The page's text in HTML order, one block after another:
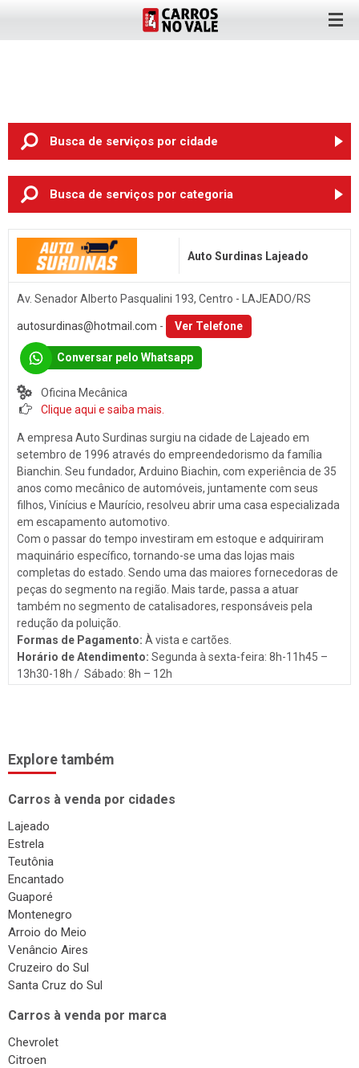
Busca de serviços por cidade
BOM RETIRO DO SUL (3)
CRUZEIRO DO SUL (3)
LAJEADO (89)
PORTO ALEGRE (1)
SANTA CLARA DO SUL (1)
TEUTÔNIA (14)
VENÂNCIO AIRES (16)
Busca de serviços por categoria
Pneus
Auto Elétrica
Som
Baterias
Acessórios
Engate de Reboques
Martelinho de Ouro
Lavagem Automotiva
Retificadora de Motores
Auto Peças
Amortecedores
Adaptação Veicular
Chaveiro
Seguros
Produtos Automotivos
Placas
Estética e Higienização
Auto Vidros
Volantes
Auto Surdinas Lajeado
Av. Senador Alberto Pasqualini 193, Centro - LAJEADO/RS
autosurdinas@hotmail.com - Ver Telefone
Conversar pelo Whatsapp
Oficina Mecânica
Clique aqui e saiba mais.
A empresa Auto Surdinas surgiu na cidade de Lajeado em
setembro de 1996 através do empreendedorismo da família
Bianchin. Seu fundador, Arduino Biachin, com experiência de 35
anos como mecânico de automóveis, juntamente com seus
filhos, Vinícius e Maurício, resolveu abrir uma casa especializada
em escapamento automotivo.
Com o passar do tempo investiram em estoque e adquiriram
maquinário específico, tornando-se uma das lojas mais
completas do estado. Sendo uma das maiores fornecedoras de
peças do segmento na região. Mais tarde, passa a atuar
também no segmento de catalisadores, responsáveis pela
redução da poluição.
Formas de Pagamento: À vista e cartões.
Horário de Atendimento: Segunda à sexta-feira: 8h-11h45 –
13h30-18h / Sábado: 8h – 12h
Explore também
Carros à venda por cidades
Lajeado
Estrela
Teutônia
Encantado
Guaporé
Montenegro
Arroio do Meio
Venâncio Aires
Cruzeiro do Sul
Santa Cruz do Sul
Carros à venda por marca
Chevrolet
Citroen